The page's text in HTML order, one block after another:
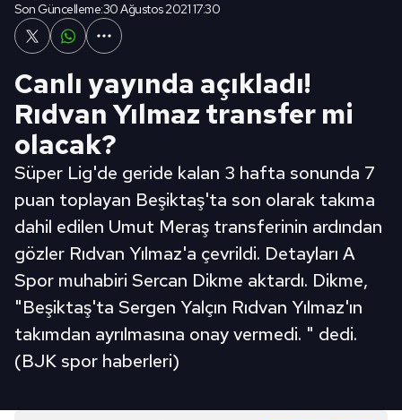
Son Güncelleme:30 Ağustos 2021 17:30
Canlı yayında açıkladı!
Rıdvan Yılmaz transfer mi
olacak?
Süper Lig'de geride kalan 3 hafta sonunda 7
puan toplayan Beşiktaş'ta son olarak takıma
dahil edilen Umut Meraş transferinin ardından
gözler Rıdvan Yılmaz'a çevrildi. Detayları A
Spor muhabiri Sercan Dikme aktardı. Dikme,
"Beşiktaş'ta Sergen Yalçın Rıdvan Yılmaz'ın
takımdan ayrılmasına onay vermedi. " dedi.
(BJK spor haberleri)